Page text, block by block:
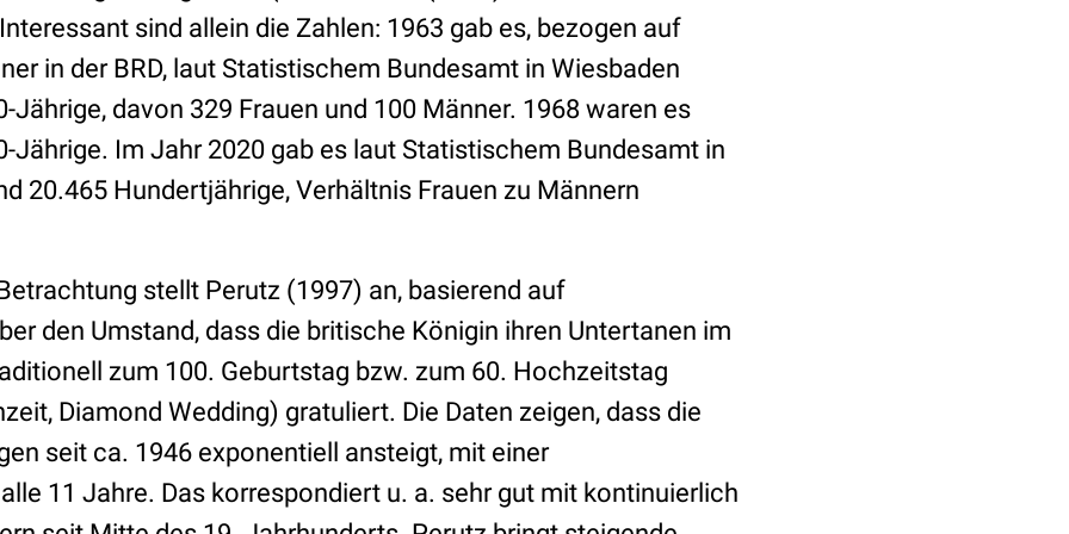
sind allein die Zahlen: 1963 gab es, bezogen auf
in der BRD, laut Statistischem Bundesamt in Wiesbaden
Jährige, davon 329 Frauen und 100 Männer. 1968 waren es
Jährige. Im Jahr 2020 gab es laut Statistischem Bundesamt in
20.465 Hundertjährige, Verhältnis Frauen zu Männern
stellt Perutz (1997) an, basierend auf
den Umstand, dass die britische Königin ihren Untertanen im
zum 100. Geburtstag bzw. zum 60. Hochzeitstag
Diamond Wedding) gratuliert. Die Daten zeigen, dass die
seit ca. 1946 exponentiell ansteigt, mit einer
11 Jahre. Das korrespondiert u. a. sehr gut mit kontinuierlich